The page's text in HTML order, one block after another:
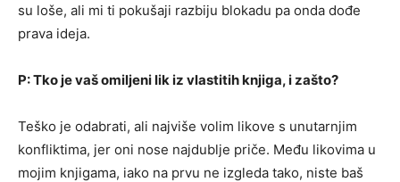
su loše, ali mi ti pokušaji razbiju blokadu pa onda dođe
prava ideja.
P: Tko je vaš omiljeni lik iz vlastitih knjiga, i zašto?
Teško je odabrati, ali najviše volim likove s unutarnjim
konfliktima, jer oni nose najdublje priče. Među likovima u
mojim knjigama, iako na prvu ne izgleda tako, niste baš